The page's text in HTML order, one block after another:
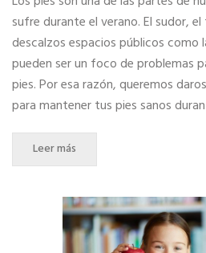
sufre durante el verano. El sudor,
descalzos espacios públicos como
pueden ser un foco de problemas
pies. Por esa razón, queremos
para mantener tus pies sanos
Leer más